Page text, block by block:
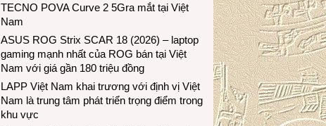
TECNO POVA Curve 2 5Gra mắt tại Việt
Nam
ASUS ROG Strix SCAR 18 (2026) – laptop
gaming mạnh nhất của ROG bán tại Việt
Nam với giá gần 180 triệu đồng
LAPP Việt Nam khai trương với định vị Việt
Nam là trung tâm phát triển trọng điểm trong
khu vực